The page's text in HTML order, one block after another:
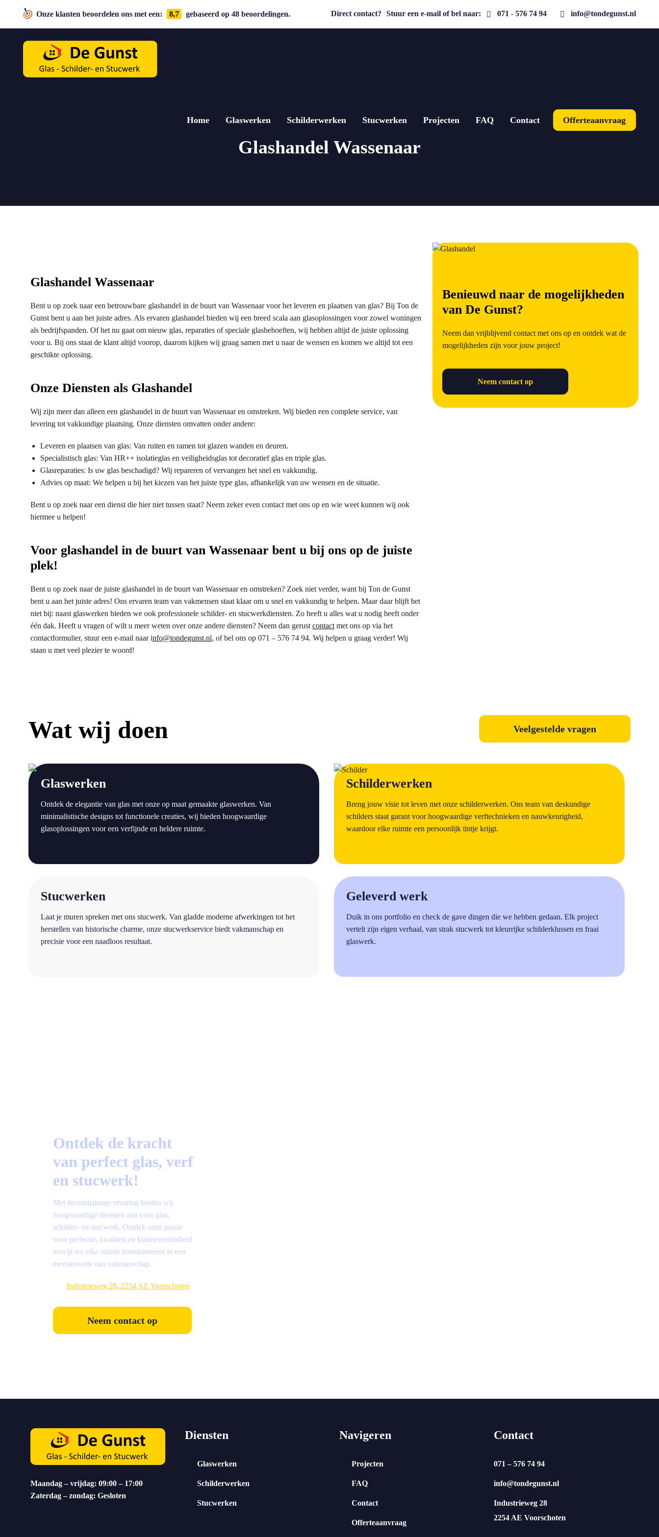
Onze klanten beoordelen ons met een: 8,7 gebaseerd op 48 beoordelingen. Direct contact? Stuur een e-mail of bel naar: 071 - 576 74 94 info@tondegunst.nl
Home Glaswerken Schilderwerken Stucwerken Projecten FAQ Contact Offerteaanvraag
Glashandel Wassenaar
Glashandel Wassenaar
Bent u op zoek naar een betrouwbare glashandel in de buurt van Wassenaar voor het leveren en plaatsen van glas? Bij Ton de
Gunst bent u aan het juiste adres. Als ervaren glashandel bieden wij een breed scala aan glasoplossingen voor zowel woningen
als bedrijfspanden. Of het nu gaat om nieuw glas, reparaties of speciale glasbehoeften, wij hebben altijd de juiste oplossing
voor u. Bij ons staat de klant altijd voorop, daarom kijken wij graag samen met u naar de wensen en komen we altijd tot een
geschikte oplossing.
Onze Diensten als Glashandel
Wij zijn meer dan alleen een glashandel in de buurt van Wassenaar en omstreken. Wij bieden een complete service, van
levering tot vakkundige plaatsing. Onze diensten omvatten onder andere:
Leveren en plaatsen van glas: Van ruiten en ramen tot glazen wanden en deuren.
Specialistisch glas: Van HR++ isolatieglas en veiligheidsglas tot decoratief glas en triple glas.
Glasreparaties: Is uw glas beschadigd? Wij repareren of vervangen het snel en vakkundig.
Advies op maat: We helpen u bij het kiezen van het juiste type glas, afhankelijk van uw wensen en de situatie.
Bent u op zoek naar een dienst die hier niet tussen staat? Neem zeker even contact met ons op en wie weet kunnen wij ook
hiermee u helpen!
Voor glashandel in de buurt van Wassenaar bent u bij ons op de juiste
plek!
Bent u op zoek naar de juiste glashandel in de buurt van Wassenaar en omstreken? Zoek niet verder, want bij Ton de Gunst
bent u aan het juiste adres! Ons ervaren team van vakmensen staat klaar om u snel en vakkundig te helpen. Maar daar blijft het
niet bij: naast glaswerken bieden we ook professionele schilder- en stucwerkdiensten. Zo heeft u alles wat u nodig heeft onder
één dak. Heeft u vragen of wilt u meer weten over onze andere diensten? Neem dan gerust contact met ons op via het
contactformulier, stuur een e-mail naar info@tondegunst.nl, of bel ons op 071 – 576 74 94. Wij helpen u graag verder! Wij
staan u met veel plezier te woord!
Benieuwd naar de mogelijkheden
van De Gunst?
Neem dan vrijblijvend contact met ons op en ontdek wat de
mogelijkheden zijn voor jouw project!
Neem contact op
Wat wij doen Veelgestelde vragen
Glaswerken
Ontdek de elegantie van glas met onze op maat gemaakte glaswerken. Van
minimalistische designs tot functionele creaties, wij bieden hoogwaardige
glasoplossingen voor een verfijnde en heldere ruimte.
a
Schilderwerken
Breng jouw visie tot leven met onze schilderwerken. Ons team van deskundige
schilders staat garant voor hoogwaardige verftechnieken en nauwkeurigheid,
waardoor elke ruimte een persoonlijk tintje krijgt.
a
Stucwerken
Laat je muren spreken met ons stucwerk. Van gladde moderne afwerkingen tot het
herstellen van historische charme, onze stucwerkservice biedt vakmanschap en
precisie voor een naadloos resultaat.
Geleverd werk
Duik in ons portfolio en check de gave dingen die we hebben gedaan. Elk project
vertelt zijn eigen verhaal, van strak stucwerk tot kleurrijke schilderklussen en fraai
glaswerk.
Ontdek de kracht
van perfect glas, verf
en stucwerk!
Met decennialange ervaring bieden wij
hoogwaardige diensten aan voor glas,
schilder- en stucwerk. Ontdek onze passie
voor perfectie, kwaliteit en klanttevredenheid
terwijl we elke ruimte transformeren in een
meesterwerk van vakmanschap.
Industrieweg 28, 2254 AE Voorschoten
Neem contact op
Maandag – vrijdag: 09:00 – 17:00
Zaterdag – zondag: Gesloten
Diensten
Glaswerken
Schilderwerken
Stucwerken
Navigeren
Projecten
FAQ
Contact
Offerteaanvraag
Contact
071 – 576 74 94
info@tondegunst.nl
Industrieweg 28
2254 AE Voorschoten